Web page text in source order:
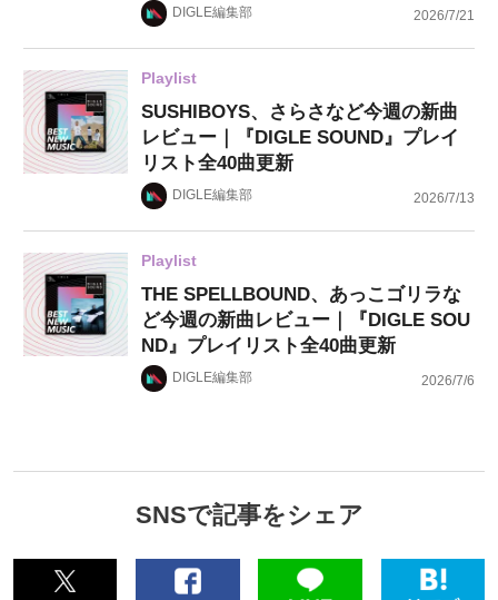
DIGLE編集部 2026/7/21
Playlist
SUSHIBOYS、さらさなど今週の新曲
レビュー｜『DIGLE SOUND』プレイ
リスト全40曲更新
DIGLE編集部 2026/7/13
Playlist
THE SPELLBOUND、あっこゴリラな
ど今週の新曲レビュー｜『DIGLE SOU
ND』プレイリスト全40曲更新
DIGLE編集部 2026/7/6
SNSで記事をシェア